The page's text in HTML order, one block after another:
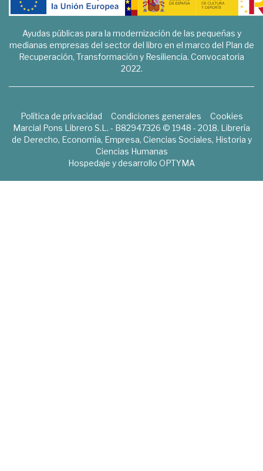
Ayudas públicas para la modernización de las pequeñas y
medianas empresas del sector del libro en el marco del Plan de
Recuperación, Transformación y Resiliencia. Convocatoria
2022.
Política de privacidad Condiciones generales
Cookies
Marcial Pons Librero S.L. - B82947326 © 1948 - 2018. Librería
de Derecho, Economía, Empresa, Ciencias Sociales, Historia y
Ciencias Humanas
Hospedaje y desarrollo OPTYMA